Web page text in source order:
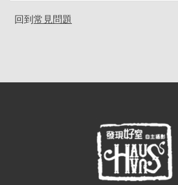
回到 常見問題